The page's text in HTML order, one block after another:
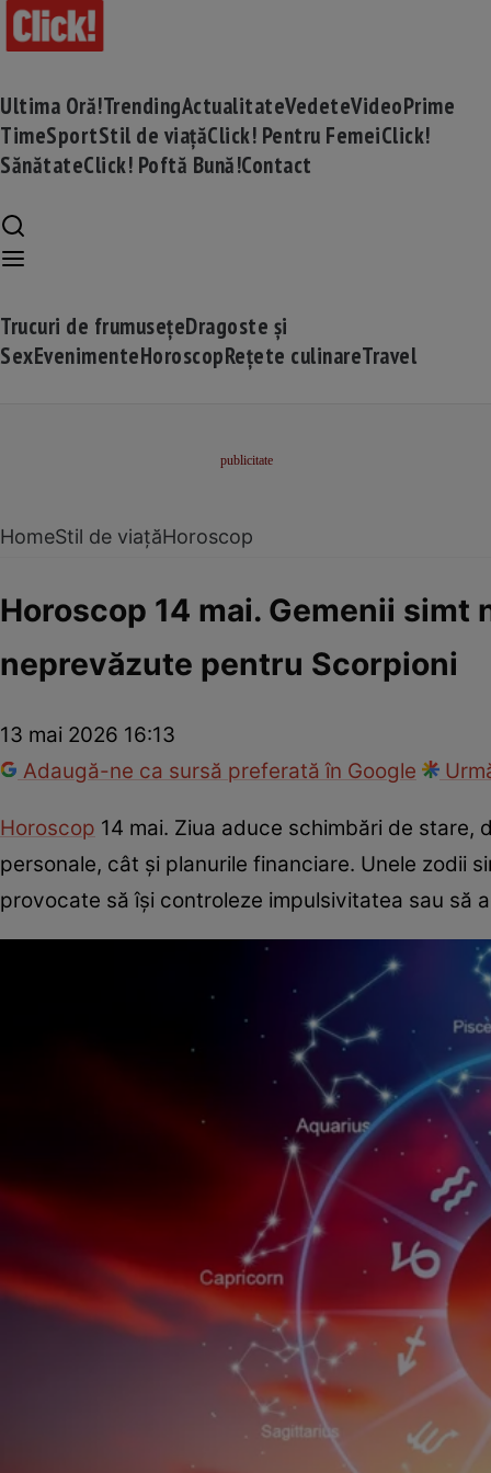
Ultima Oră!TrendingActualitateVedeteVideoPrime
TimeSportStil de viațăClick! Pentru FemeiClick!
SănătateClick! Poftă Bună!Contact
Trucuri de frumusețeDragoste și
SexEvenimenteHoroscopRețete culinareTravel
HomeStil de viațăHoroscop
Horoscop 14 mai. Gemenii
neprevăzute pentru Scorpioni
13 mai 2026 16:13
Adaugă-ne ca sursă preferată în Google
Horoscop 14 mai. Ziua aduce schimbări de
personale, cât și planurile financiare. Unele zodii
provocate să își controleze impulsivitatea sau să